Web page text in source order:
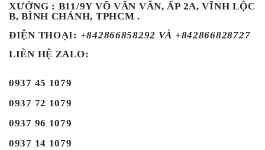
XƯỞNG : B11/9Y VÕ VĂN VÂN, ẤP 2A, VĨNH LỘC
B, BÌNH CHÁNH, TPHCM .
ĐIỆN THOẠI: +842866858292 VÀ +842866828727
LIÊN HỆ ZALO:
0937 45 1079
0937 72 1079
0937 96 1079
0937 14 1079